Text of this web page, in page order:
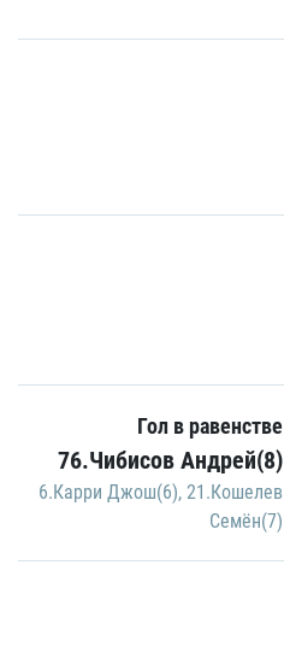
Гол в равенстве
76.Чибисов Андрей(8)
6.Карри Джош(6), 21.Кошелев
Семён(7)